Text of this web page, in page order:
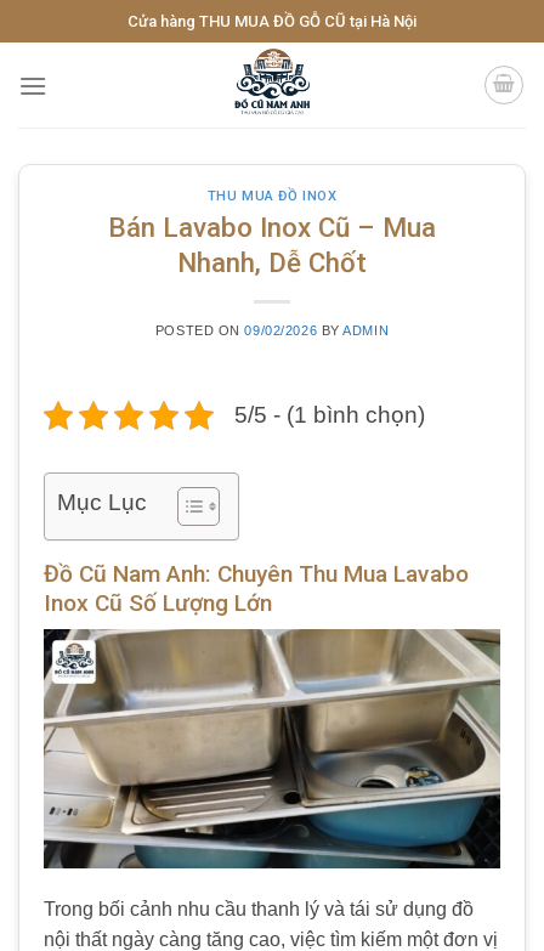
to
content
Cửa hàng THU MUA ĐỒ GỖ CŨ tại Hà Nội
THU MUA ĐỒ INOX
Bán Lavabo Inox Cũ – Mua
Nhanh, Dễ Chốt
POSTED ON09/02/2026 BYADMIN
5/5 - (1 bình chọn)
Mục Lục
Đồ Cũ Nam Anh: Chuyên Thu Mua Lavabo
Inox Cũ Số Lượng Lớn
Trong bối cảnh nhu cầu thanh lý và tái sử dụng đồ
nội thất ngày càng tăng cao, việc tìm kiếm một đơn vị